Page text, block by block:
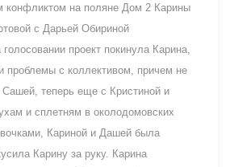
конфликтом на поляне Дом 2 Карины
с Дарьей Обириной
проект покинула Карина,
проблемы с коллективом, причем не
Сашей, теперь еще с Кристиной и
и сплетням в околодомовских
Кариной и Дашей была
Карину за руку. Карина